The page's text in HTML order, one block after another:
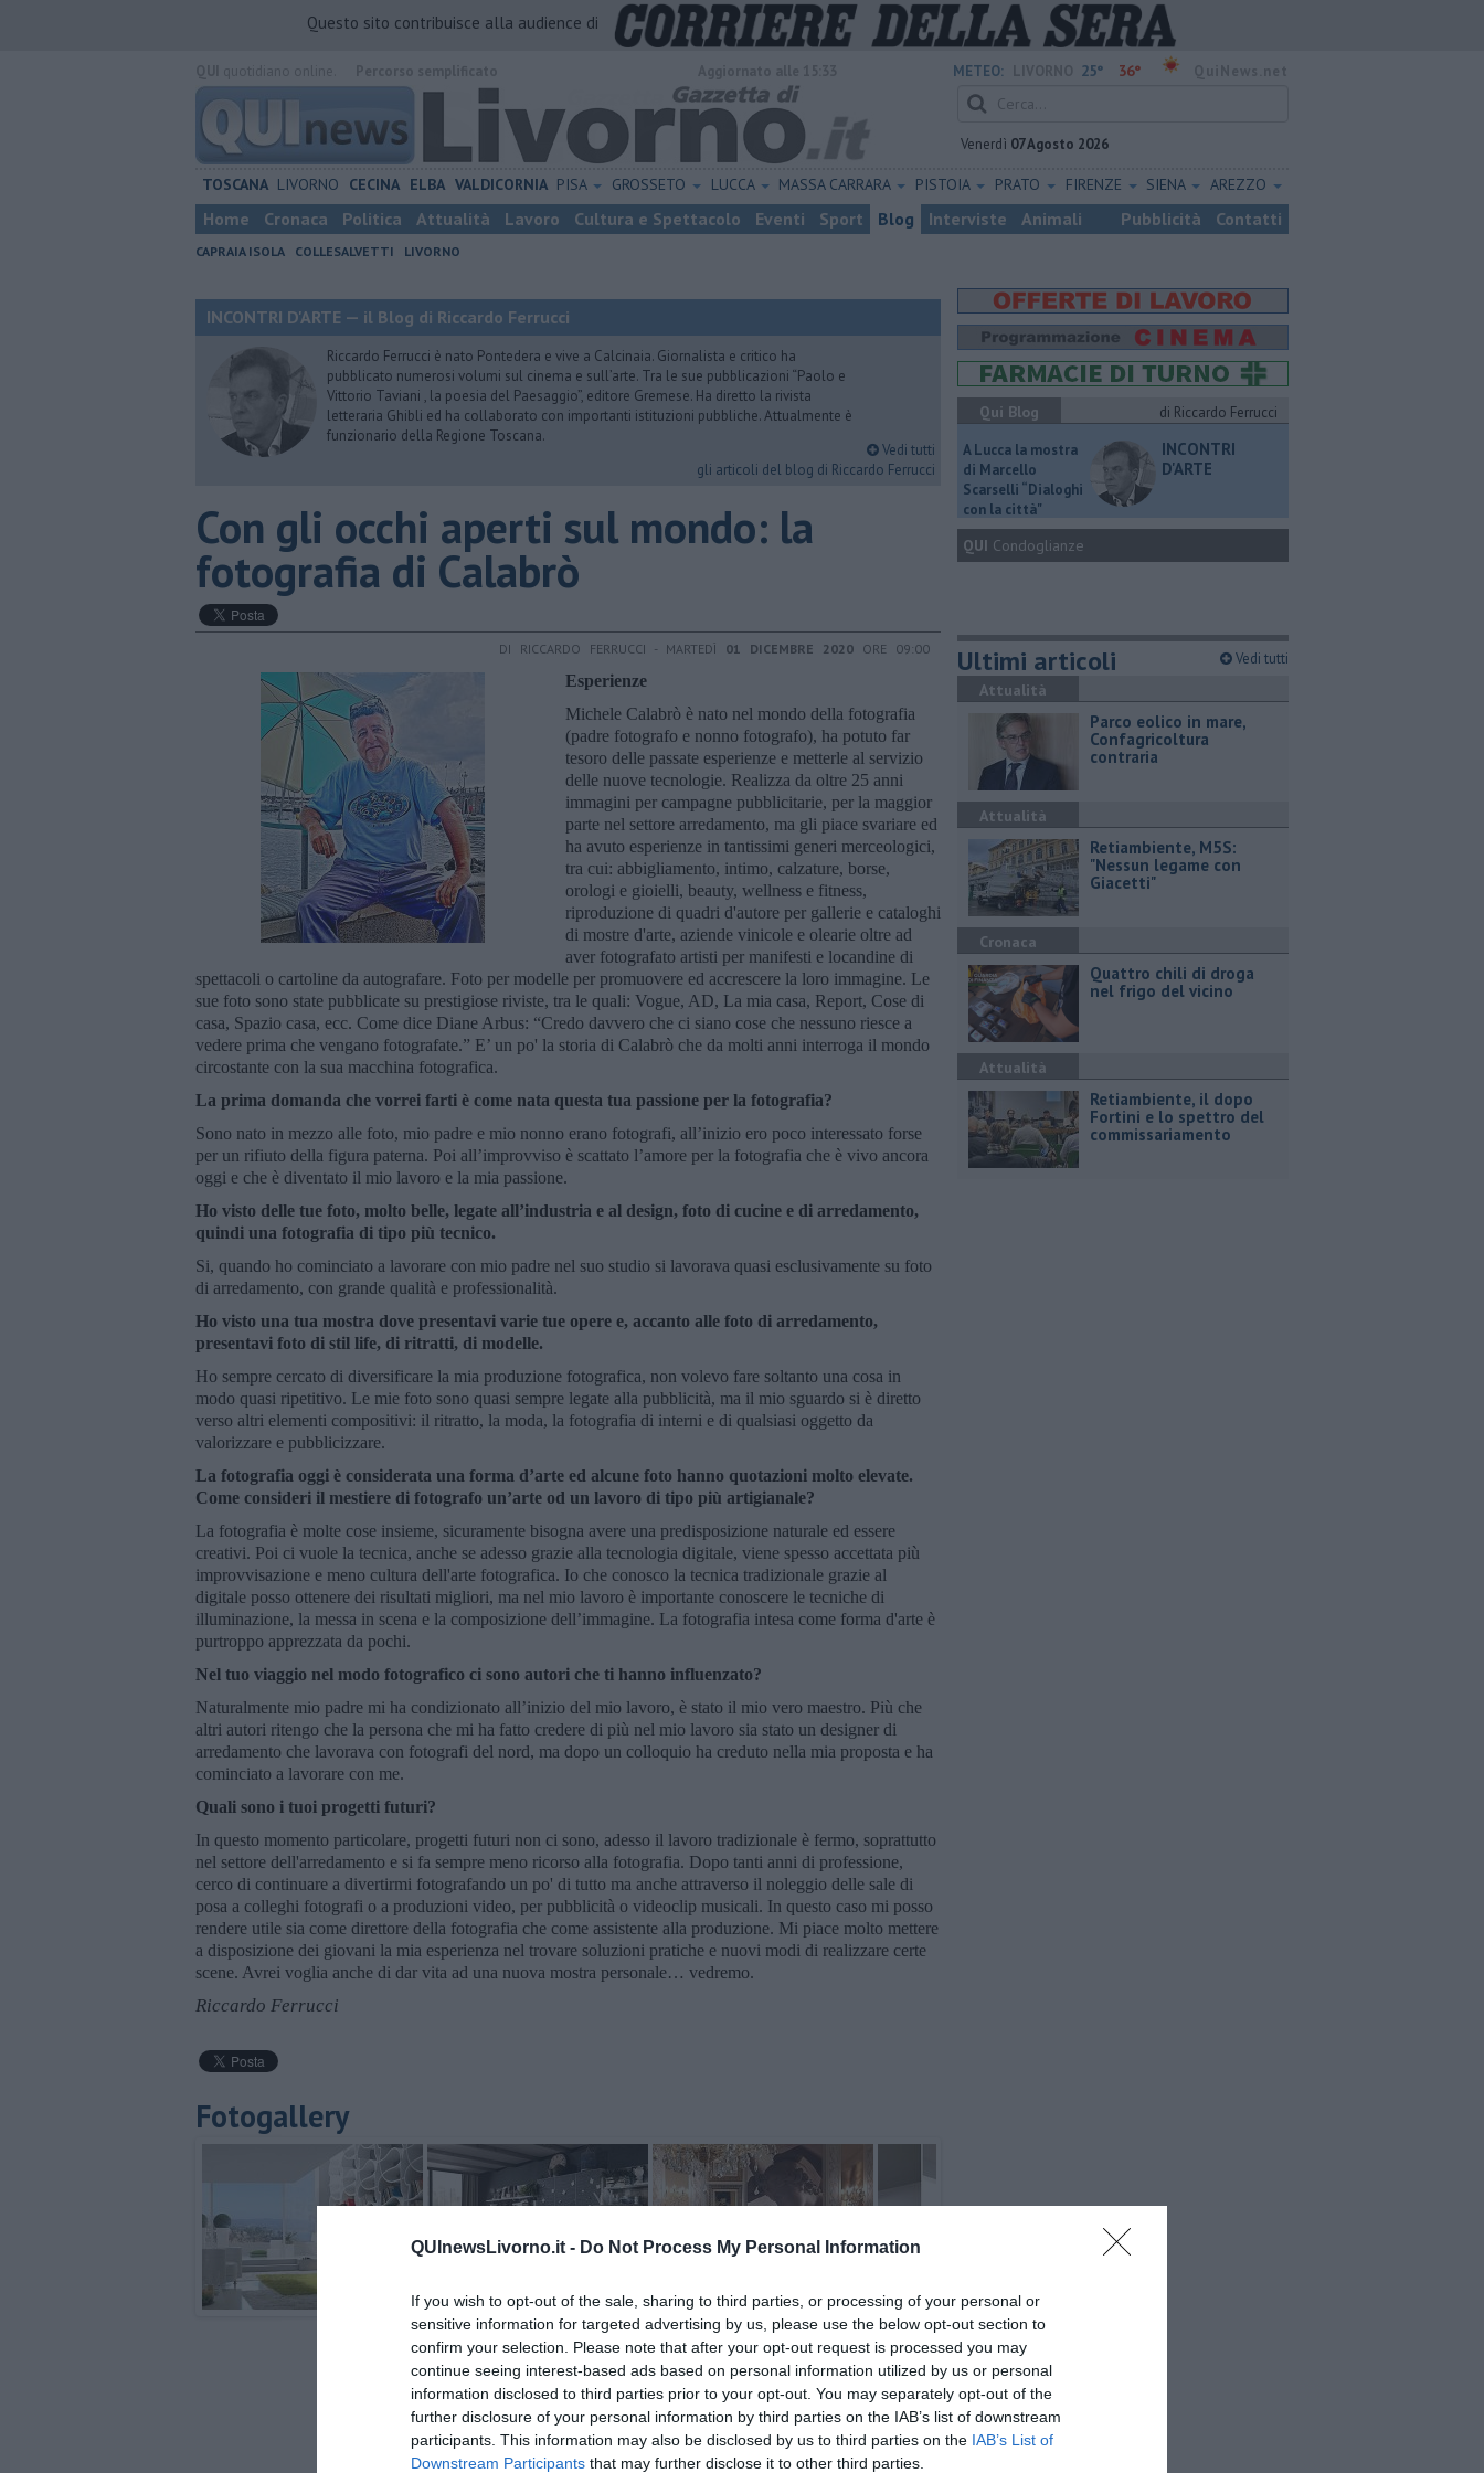
QUInewsLivorno.it - Do Not Process My Personal Information
If you wish to opt-out of the sale, sharing to third parties, or processing of your personal or
sensitive information for targeted advertising by us, please use the below opt-out section to
confirm your selection. Please note that after your opt-out request is processed you may
continue seeing interest-based ads based on personal information utilized by us or personal
information disclosed to third parties prior to your opt-out. You may separately opt-out of the
further disclosure of your personal information by third parties on the IAB’s list of downstream
participants. This information may also be disclosed by us to third parties on the IAB’s List of
Downstream Participants that may further disclose it to other third parties.
Questo sito contribuisce alla audience di
METEO: 25° 36°
Venerdì 07 Agosto 2026
TOSCANA LIVORNO CECINA ELBA VALDICORNIA PISA GROSSETO LUCCA MASSA CARRARA PISTOIA PRATO FIRENZE SIENA AREZZO
Home Cronaca Politica Attualità Lavoro Cultura e Spettacolo Eventi Sport Blog Interviste Animali Pubblicità Contatti
CAPRAIA ISOLA COLLESALVETTI LIVORNO
INCONTRI D'ARTE — il Blog di Riccardo Ferrucci
Riccardo Ferrucci è nato Pontedera e vive a Calcinaia. Giornalista e critico ha
pubblicato numerosi volumi sul cinema e sull’arte. Tra le sue pubblicazioni “Paolo e
Vittorio Taviani , la poesia del Paesaggio”, editore Gremese. Ha diretto la rivista
letteraria Ghibli ed ha collaborato con importanti istituzioni pubbliche. Attualmente è
funzionario della Regione Toscana.
Vedi tutti
gli articoli del blog di Riccardo Ferrucci
​Con gli occhi aperti sul mondo: la
fotografia di Calabrò
DI RICCARDO FERRUCCI - MARTEDÌ 01 DICEMBRE 2020 ORE 09:00
Esperienze
Michele Calabrò è nato nel mondo della fotografia
(padre fotografo e nonno fotografo), ha potuto far
tesoro delle passate esperienze e metterle al servizio
delle nuove tecnologie. Realizza da oltre 25 anni
immagini per campagne pubblicitarie, per la maggior
parte nel settore arredamento, ma gli piace svariare ed
ha avuto esperienze in tantissimi generi merceologici,
tra cui: abbigliamento, intimo, calzature, borse,
orologi e gioielli, beauty, wellness e fitness,
riproduzione di quadri d'autore per gallerie e cataloghi
di mostre d'arte, aziende vinicole e olearie oltre ad
aver fotografato artisti per manifesti e locandine di
spettacoli o cartoline da autografare. Foto per modelle per promuovere ed accrescere la loro immagine. Le
sue foto sono state pubblicate su prestigiose riviste, tra le quali: Vogue, AD, La mia casa, Report, Cose di
casa, Spazio casa, ecc. Come dice Diane Arbus: “Credo davvero che ci siano cose che nessuno riesce a
vedere prima che vengano fotografate.” E’ un po' la storia di Calabrò che da molti anni interroga il mondo
circostante con la sua macchina fotografica.
La prima domanda che vorrei farti è come nata questa tua passione per la fotografia?
Sono nato in mezzo alle foto, mio padre e mio nonno erano fotografi, all’inizio ero poco interessato forse
per un rifiuto della figura paterna. Poi all’improvviso è scattato l’amore per la fotografia che è vivo ancora
oggi e che è diventato il mio lavoro e la mia passione.
Ho visto delle tue foto, molto belle, legate all’industria e al design, foto di cucine e di arredamento,
quindi una fotografia di tipo più tecnico.
Si, quando ho cominciato a lavorare con mio padre nel suo studio si lavorava quasi esclusivamente su foto
di arredamento, con grande qualità e professionalità.
Ho visto una tua mostra dove presentavi varie tue opere e, accanto alle foto di arredamento,
presentavi foto di stil life, di ritratti, di modelle.
Ho sempre cercato di diversificare la mia produzione fotografica, non volevo fare soltanto una cosa in
modo quasi ripetitivo. Le mie foto sono quasi sempre legate alla pubblicità, ma il mio sguardo si è diretto
verso altri elementi compositivi: il ritratto, la moda, la fotografia di interni e di qualsiasi oggetto da
valorizzare e pubblicizzare.
La fotografia oggi è considerata una forma d’arte ed alcune foto hanno quotazioni molto elevate.
Come consideri il mestiere di fotografo un’arte od un lavoro di tipo più artigianale?
La fotografia è molte cose insieme, sicuramente bisogna avere una predisposizione naturale ed essere
creativi. Poi ci vuole la tecnica, anche se adesso grazie alla tecnologia digitale, viene spesso accettata più
improvvisazione e meno cultura dell'arte fotografica. Io che conosco la tecnica tradizionale grazie al
digitale posso ottenere dei risultati migliori, ma nel mio lavoro è importante conoscere le tecniche di
illuminazione, la messa in scena e la composizione dell’immagine. La fotografia intesa come forma d'arte è
purtroppo apprezzata da pochi.
Nel tuo viaggio nel modo fotografico ci sono autori che ti hanno influenzato?
Naturalmente mio padre mi ha condizionato all’inizio del mio lavoro, è stato il mio vero maestro. Più che
altri autori ritengo che la persona che mi ha fatto credere di più nel mio lavoro sia stato un designer di
arredamento che lavorava con fotografi del nord, ma dopo un colloquio ha creduto nella mia proposta e ha
cominciato a lavorare con me.
Quali sono i tuoi progetti futuri?
In questo momento particolare, progetti futuri non ci sono, adesso il lavoro tradizionale è fermo, soprattutto
nel settore dell'arredamento e si fa sempre meno ricorso alla fotografia. Dopo tanti anni di professione,
cerco di continuare a divertirmi fotografando un po' di tutto ma anche attraverso il noleggio delle sale di
posa a colleghi fotografi o a produzioni video, per pubblicità o videoclip musicali. In questo caso mi posso
rendere utile sia come direttore della fotografia che come assistente alla produzione. Mi piace molto mettere
a disposizione dei giovani la mia esperienza nel trovare soluzioni pratiche e nuovi modi di realizzare certe
scene. Avrei voglia anche di dar vita ad una nuova mostra personale… vedremo.
Riccardo Ferrucci
Fotogallery
Qui Blog
di Riccardo Ferrucci
A Lucca la mostra
di Marcello
Scarselli “Dialoghi
con la città"
INCONTRI
D'ARTE
QUI Condoglianze
Ultimi articoli Vedi tutti
Attualità
Parco eolico in mare,
Confagricoltura
contraria
Attualità
Retiambiente, M5S:
"Nessun legame con
Giacetti"
Cronaca
Quattro chili di droga
nel frigo del vicino
Attualità
Retiambiente, il dopo
Fortini e lo spettro del
commissariamento